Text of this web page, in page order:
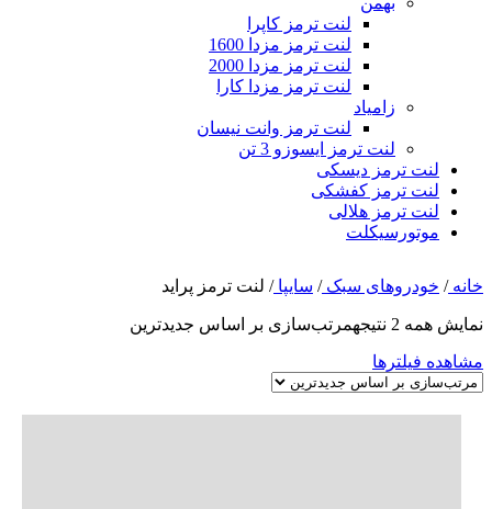
لنت ترمز کاپرا
لنت ترمز مزدا 1600
لنت ترمز مزدا 2000
لنت ترمز مزدا کارا
زامیاد
لنت ترمز وانت نیسان
لنت ترمز ایسوزو 3 تن
لنت ترمز دیسکی
لنت ترمز کفشکی
لنت ترمز هلالی
موتورسیکلت
خانه/ خودروهای سبک/ سایپا/ لنت ترمز پراید
نمایش همه 2 نتیجه
مرتب‌سازی بر اساس جدیدترین
مشاهده فیلترها